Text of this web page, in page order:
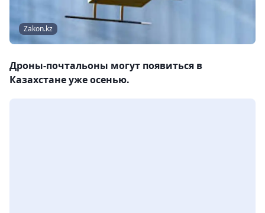
Zakon.kz
Дроны-почтальоны могут появиться в
Казахстане уже осенью.